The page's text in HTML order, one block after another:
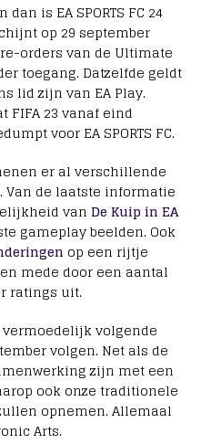
is EA SPORTS FC 24
op 29 september
orders van de Ultimate
toegang. Datzelfde geldt
lid zijn van EA Play.
23 vanaf eind
voor EA SPORTS FC.
er al verschillende
Van de laatste informatie
van De Kuip in EA
gameplay beelden. Ook
op een rijtje
mede door een aantal
ratings uit.
volgende
volgen. Net als de
zijn met een
ook onze traditionele
opnemen. Allemaal
Arts.